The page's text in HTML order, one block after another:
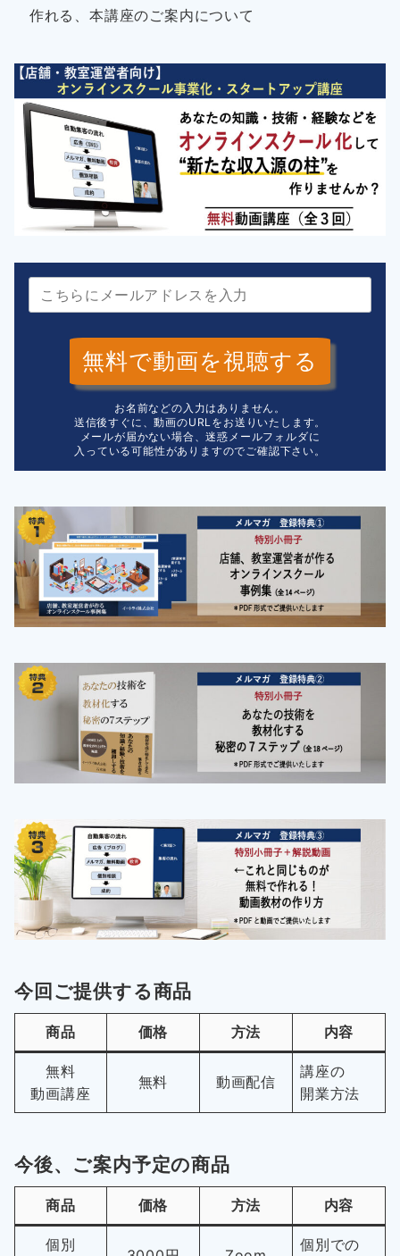
作れる、本講座のご案内について
無料で動画を視聴する
お名前などの入力はありません。
送信後すぐに、動画のURLをお送りいたします。
メールが届かない場合、迷惑メールフォルダに
入っている可能性がありますのでご確認下さい。
今回ご提供する商品
商品 価格 方法 内容
無料
動画講座
無料 動画配信
講座の
開業方法
今後、ご案内予定の商品
商品 価格 方法 内容
個別 個別での